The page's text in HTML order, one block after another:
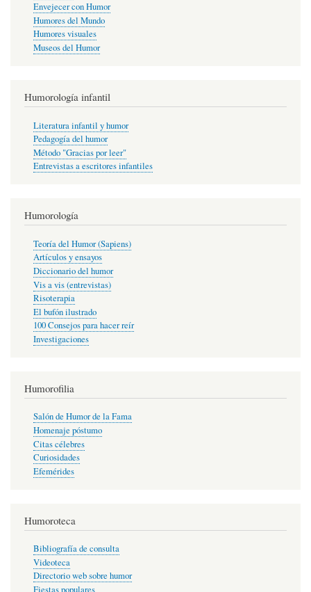
Envejecer con Humor
Humores del Mundo
Humores visuales
Museos del Humor
Humorología infantil
Literatura infantil y humor
Pedagogía del humor
Método "Gracias por leer"
Entrevistas a escritores infantiles
Humorología
Teoría del Humor (Sapiens)
Artículos y ensayos
Diccionario del humor
Vis a vis (entrevistas)
Risoterapia
El bufón ilustrado
100 Consejos para hacer reír
Investigaciones
Humorofilia
Salón de Humor de la Fama
Homenaje póstumo
Citas célebres
Curiosidades
Efemérides
Humoroteca
Bibliografía de consulta
Videoteca
Directorio web sobre humor
Fiestas populares